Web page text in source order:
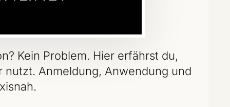
Kein Problem. Hier erfährst du,
nutzt. Anmeldung, Anwendung und